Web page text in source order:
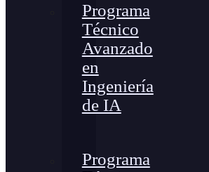
Programa
Técnico
Avanzado
en
Ingeniería
de IA
Programa